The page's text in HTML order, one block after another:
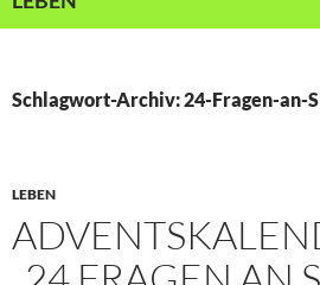
Schlagwort-Archiv: 24-Fragen-an-
LEBEN